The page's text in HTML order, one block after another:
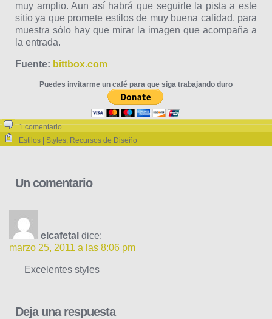
muy amplio. Aun así habrá que seguirle la pista a este
sitio ya que promete estilos de muy buena calidad, para
muestra sólo hay que mirar la imagen que acompaña a
la entrada.
Fuente: bittbox.com
Puedes invitarme un café para que siga trabajando duro
1 comentario
Estilos | Styles, Recursos de Diseño
Un comentario
elcafetal dice:
marzo 25, 2011 a las 8:06 pm
Excelentes styles
Deja una respuesta